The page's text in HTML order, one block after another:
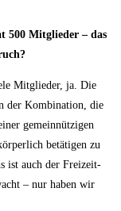
500 Mit­glie­der – das
Mit­glie­der, ja. Die
der Kom­bi­na­ti­on, die
gemein­nüt­zi­gen
betä­ti­gen zu
ist auch der Frei­zeit­
– nur haben wir